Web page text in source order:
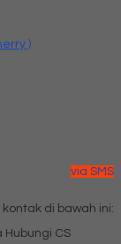
)
via SMS
di bawah ini:
Hubungi CS